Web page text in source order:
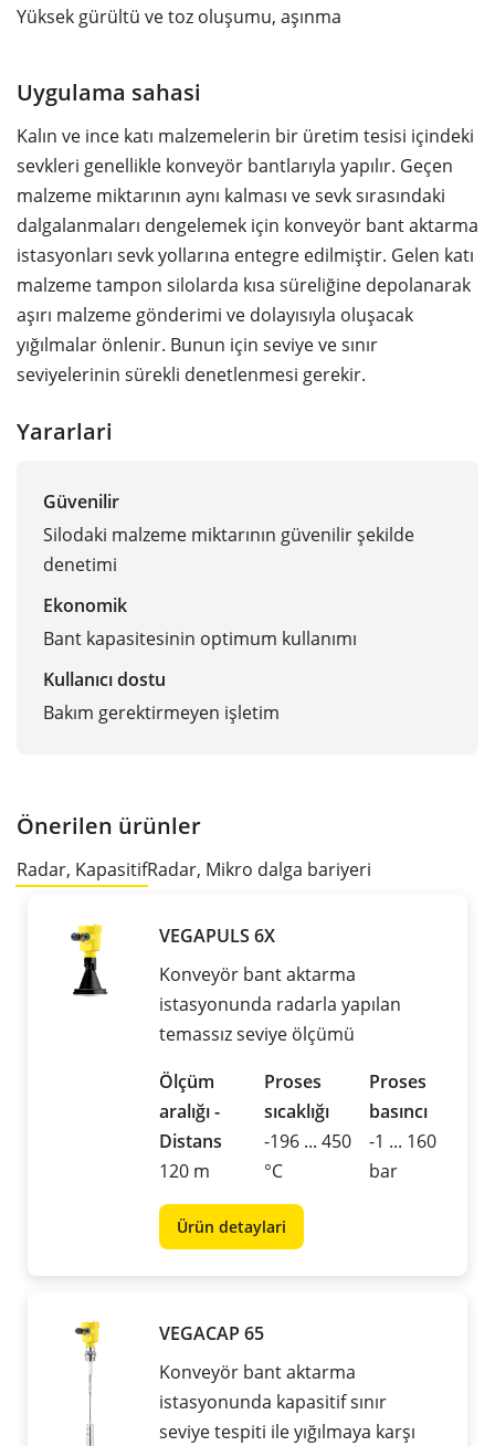
Yüksek gürültü ve toz oluşumu, aşınma
Uygulama sahasi
Kalın ve ince katı malzemelerin bir üretim tesisi içindeki
sevkleri genellikle konveyör bantlarıyla yapılır. Geçen
malzeme miktarının aynı kalması ve sevk sırasındaki
dalgalanmaları dengelemek için konveyör bant aktarma
istasyonları sevk yollarına entegre edilmiştir. Gelen katı
malzeme tampon silolarda kısa süreliğine depolanarak
aşırı malzeme gönderimi ve dolayısıyla oluşacak
yığılmalar önlenir. Bunun için seviye ve sınır
seviyelerinin sürekli denetlenmesi gerekir.
Yararlari
Güvenilir
Silodaki malzeme miktarının güvenilir şekilde
denetimi
Ekonomik
Bant kapasitesinin optimum kullanımı
Kullanıcı dostu
Bakım gerektirmeyen işletim
Önerilen ürünler
Radar, KapasitifRadar, Mikro dalga bariyeri
VEGAPULS 6X
Konveyör bant aktarma
istasyonunda radarla yapılan
temassız seviye ölçümü
Ölçüm
aralığı -
Distans
120 m
Proses
sıcaklığı
-196 ... 450
°C
Proses
basıncı
-1 ... 160
bar
Ürün detaylari
VEGACAP 65
Konveyör bant aktarma
istasyonunda kapasitif sınır
seviye tespiti ile yığılmaya karşı